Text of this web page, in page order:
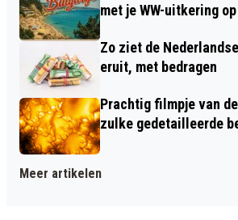
met je WW-uitkering
Zo ziet de
eruit, met bedragen
Prachtig filmpje van
zulke gedetailleerde
Meer artikelen